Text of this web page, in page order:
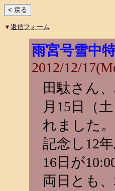
▼ 返信フォーム
雨宮号雪中
2012/12/
田駄さん
月15日（
れました
記念し12
16日が
両日とも